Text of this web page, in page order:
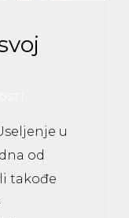
u
od
takođe